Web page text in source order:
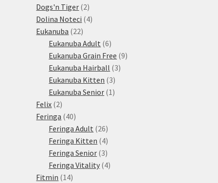
produktů
Dogs'n Tiger 22
produkty
Dolina Noteci 44
Eukanuba 2222
produktů
Eukanuba Adult 66
produktů
Eukanuba Grain Free 99
Eukanuba Hairball 33
Eukanuba Kitten 33
produkty
Eukanuba Senior 1 1
Felix 22
produkty
Feringa 4040
produktů
Feringa Adult 2626
produktů
Feringa Kitten 44
produkty
Feringa Senior 33
produkty
Feringa Vitality 44
Fitmin 1414